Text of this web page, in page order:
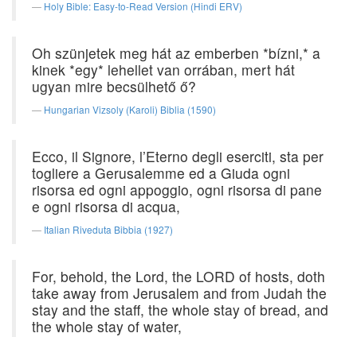
Holy Bible: Easy-to-Read Version (Hindi ERV)
Oh szünjetek meg hát az emberben *bízni,* a
kinek *egy* lehellet van orrában, mert hát
ugyan mire becsülhető ő?
Hungarian Vizsoly (Karoli) Biblia (1590)
Ecco, il Signore, l’Eterno degli eserciti, sta per
togliere a Gerusalemme ed a Giuda ogni
risorsa ed ogni appoggio, ogni risorsa di pane
e ogni risorsa di acqua,
Italian Riveduta Bibbia (1927)
For, behold, the Lord, the LORD of hosts, doth
take away from Jerusalem and from Judah the
stay and the staff, the whole stay of bread, and
the whole stay of water,